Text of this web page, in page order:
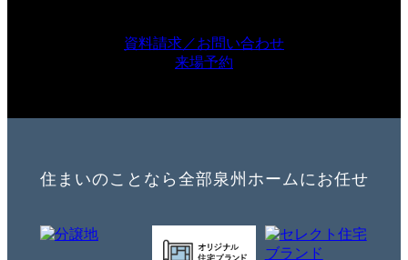
資料請求／お問い合わせ
来場予約
住まいのことなら全部泉州ホームにお任せ